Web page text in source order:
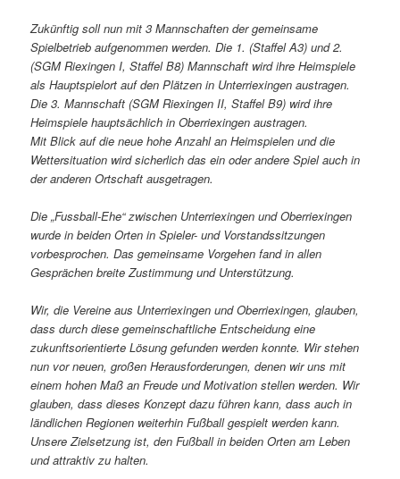
Zukünftig soll nun mit 3 Mannschaften der gemeinsame
Spielbetrieb aufgenommen werden. Die 1. (Staffel A3) und 2.
(SGM Riexingen I, Staffel B8) Mannschaft wird ihre Heimspiele
als Hauptspielort auf den Plätzen in Unterriexingen austragen.
Die 3. Mannschaft (SGM Riexingen II, Staffel B9) wird ihre
Heimspiele hauptsächlich in Oberriexingen austragen.
Mit Blick auf die neue hohe Anzahl an Heimspielen und die
Wettersituation wird sicherlich das ein oder andere Spiel auch in
der anderen Ortschaft ausgetragen.
Die „Fussball-Ehe“ zwischen Unterriexingen und Oberriexingen
wurde in beiden Orten in Spieler- und Vorstandssitzungen
vorbesprochen. Das gemeinsame Vorgehen fand in allen
Gesprächen breite Zustimmung und Unterstützung.
Wir, die Vereine aus Unterriexingen und Oberriexingen, glauben,
dass durch diese gemeinschaftliche Entscheidung eine
zukunftsorientierte Lösung gefunden werden konnte. Wir stehen
nun vor neuen, großen Herausforderungen, denen wir uns mit
einem hohen Maß an Freude und Motivation stellen werden. Wir
glauben, dass dieses Konzept dazu führen kann, dass auch in
ländlichen Regionen weiterhin Fußball gespielt werden kann.
Unsere Zielsetzung ist, den Fußball in beiden Orten am Leben
und attraktiv zu halten.